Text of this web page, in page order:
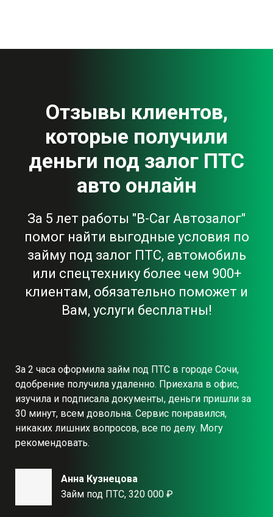
Отзывы клиентов,
которые получили
деньги под залог ПТС
авто онлайн
За 5 лет работы "B-Car Автозалог"
помог найти выгодные условия по
займу под залог ПТС, автомобиль
или спецтехнику более чем 900+
клиентам, обязательно поможет и
Вам, услуги бесплатны!
За 2 часа оформила займ под ПТС в городе Сочи,
одобрение получила удаленно. Приехала в офис,
изучила и подписала документы, деньги пришли за
30 минут, всем довольна. Сервис понравился,
никаких лишних вопросов, все по делу. Могу
рекомендовать.
Анна Кузнецова
Займ под ПТС, 320 000 ₽